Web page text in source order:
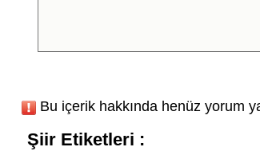
Bu içerik hakkında henüz yorum
Şiir Etiketleri :